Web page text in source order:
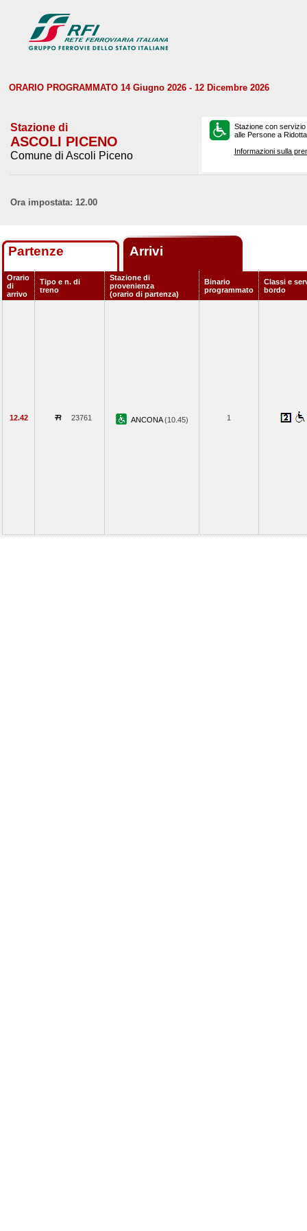
ORARIO PROGRAMMATO 14 Giugno 2026 - 12 Dicembre 2026
Stazione di
ASCOLI PICENO
Comune di Ascoli Piceno
Stazione con
alle Persone a
Informazioni sulla
Ora impostata: 12.00
Partenze Arrivi
Orario
di
arrivo
Tipo e n. di
treno
Stazione di
provenienza
(orario di partenza)
Binario
programmato
Classi e
bordo
12.42 23761 ANCONA(10.45) 1